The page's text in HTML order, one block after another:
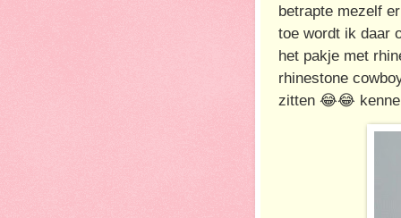
betrapte mezelf
toe wordt ik daar
het pakje met
rhinestone
zitten 😂😂